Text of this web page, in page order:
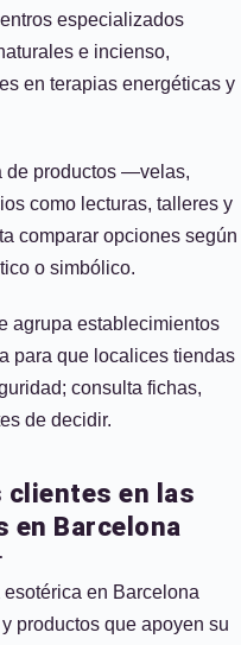
especializados
e incienso,
en terapias energéticas y
de productos —velas,
como lecturas, talleres y
comparar opciones según
o simbólico.
agrupa establecimientos
para que localices tiendas
consulta fichas,
de decidir.
clientes en las
en Barcelona
en Barcelona
productos que apoyen su